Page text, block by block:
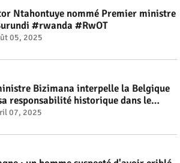
Ntahontuye nommé Premier ministre
#rwanda #RwOT
05, 2025
Bizimana interpelle la Belgique
responsabilité historique dans le
#rwanda #RwOT
07, 2025